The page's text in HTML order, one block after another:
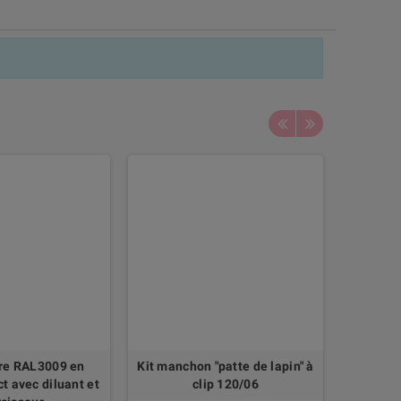
RAL3009 en
avec diluant et
Kit manchon "patte de lapin" à
clip 120/06